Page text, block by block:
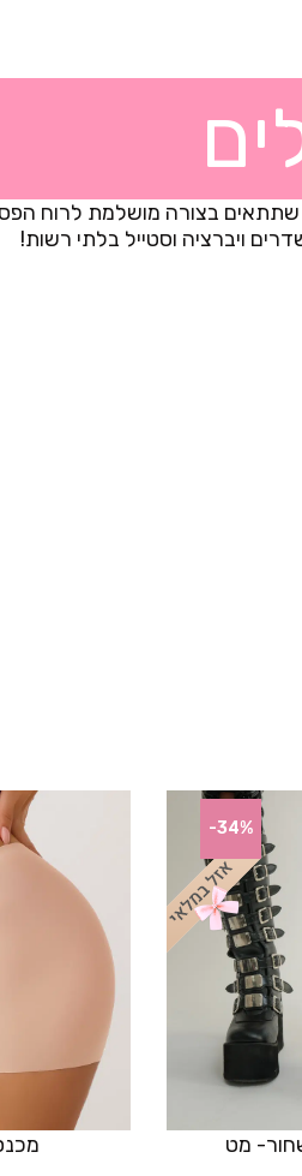
בצורה מושלמת לרוח
ויברציה וסטייל בלתי רשות!
-34%
מט